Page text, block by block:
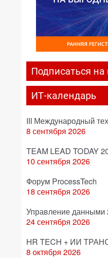
Подписаться на
ИТ-календарь
III Международный
8 сентября 2026
TEAM LEAD TODAY
10 сентября 2026
Форум ProcessTech
18 сентября 2026
Управление данными
24 сентября 2026
HR TECH + ИИ
8 октября 2026